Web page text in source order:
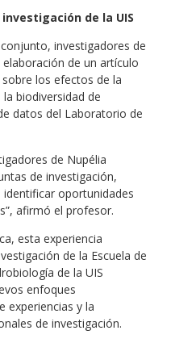
de la UIS
investigadores de
elaboración de un artículo
los efectos de la
biodiversidad de
datos del Laboratorio de
de Nupélia
de investigación,
oportunidades
afirmó el profesor.
esta experiencia
de la Escuela de
de la UIS
enfoques
experiencias y la
de investigación.